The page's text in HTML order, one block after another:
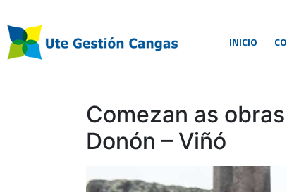
INICIO
Comezan as
Donón – Viñó